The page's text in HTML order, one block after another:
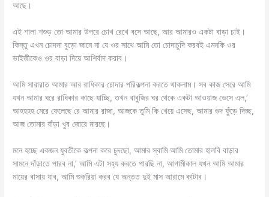
আছে।
এই শালা শশুড় তো আমার উপরে চোখ রেখে বসে আছে, আর আমারও একটা বাড়া চাই।
কিন্তু এখন চোদনা বুড়ো জানে না যে ওর সাথে আমি তো চোদাচুদি করবই এমনকি ওর
ভাইজীকেও ওর বাড়া দিয়ে আশির্বাদ করাব।
আমি সারারাত আমার আর রাধিকার চোদার পরিকল্পনা করতে থাকলাম। সব কাজ সেরে আমি
যখন আমার ঘরে রাধিকার কাছে যাচ্ছি, তখন বাবুজির ঘর থেকে একটা আওয়াজ ভেসে এল,’
আহহহহ মেরে ফেলেছে রে আমার রাজা, আজকে তুমি কি খেয়ে এসেছ, আমার গুদ ফুঁড়ে দিচ্ছ,
আজ তোমার বাঁড়া খুব জোরে মারছে।
মনে হচ্ছে একজন যুবতীকে কল্পনা করে চুদছো, আমার স্বামি আমি তোমার হালবি বাড়ার
সামনে দাঁড়াতে পারব না,’ আমি এটা সহ্য করতে পারছি না, আগামীকাল যখন আমি আমার
মায়ের বাসায় যাব, আমি শুকরিয়া করব যে অন্তত দুই মাস আরামে কাটাব।